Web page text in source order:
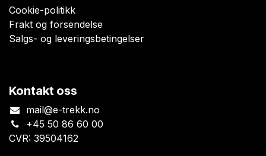
Cookie-politikk
Frakt og forsendelse
Salgs- og leveringsbetingelser
Kontakt oss
mail@e-trekk.no
+45 50 86 60 00
CVR: 39504162